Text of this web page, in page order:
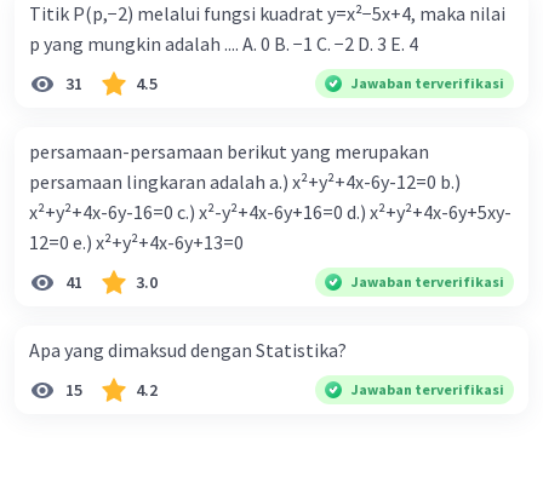
Titik P(p,−2) melalui fungsi kuadrat y=x²−5x+4, maka nilai
p yang mungkin adalah .... A. 0 B. −1 C. −2 D. 3 E. 4
31 4.5 Jawaban terverifikasi
persamaan-persamaan berikut yang merupakan
persamaan lingkaran adalah a.) x²+y²+4x-6y-12=0 b.)
x²+y²+4x-6y-16=0 c.) x²-y²+4x-6y+16=0 d.) x²+y²+4x-6y+5xy-
12=0 e.) x²+y²+4x-6y+13=0
41 3.0 Jawaban terverifikasi
Apa yang dimaksud dengan Statistika?
15 4.2 Jawaban terverifikasi